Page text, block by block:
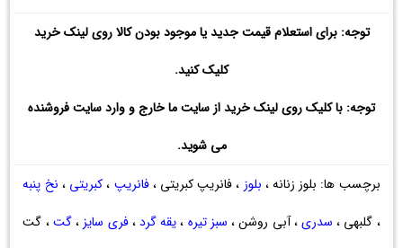
توجه: برای استعلام قیمت جدید یا موجود بودن کالا روی لینک خرید
کلیک کنید.
توجه: با کلیک روی لینک خرید از سایت ما خارج و وارد سایت فروشنده
می شوید.
برچسب ها: بلوز زنانه ، بلوز ، فانریپ کبریتی ،فانریپ ،کبریتی ، نخ پنبه
، گلبهی ، سدری، آبی روشن ، سبز تیره ،یقه گرد،فری سایز ،گت، گت